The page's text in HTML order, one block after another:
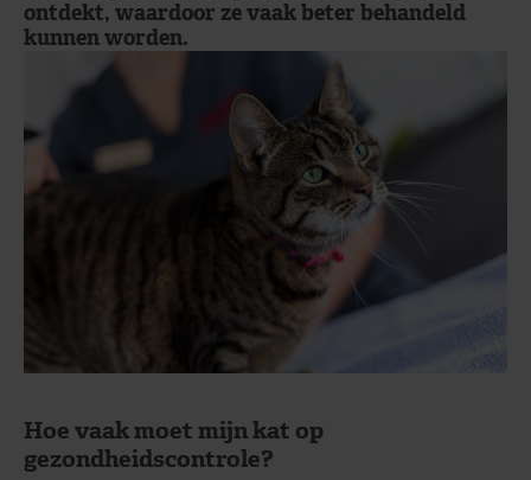
ontdekt, waardoor ze vaak beter behandeld
kunnen worden.
Hoe vaak moet mijn kat op
gezondheidscontrole?